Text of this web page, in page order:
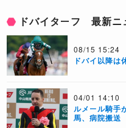
ドバイターフ 最新ニ
08/15 15:24
ドバイ以降は
04/01 14:10
ルメール騎手
馬、病院搬送